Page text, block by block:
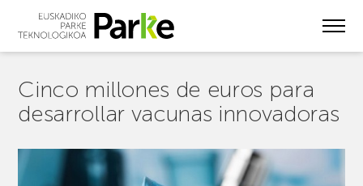
Cinco millones de euros para
desarrollar vacunas innovadoras